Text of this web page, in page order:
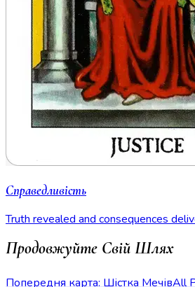
Справедливість
Truth revealed and consequences
Продовжуйте Свій Шлях
Попередня карта: Шістка МечівAll